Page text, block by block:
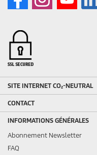
SITE INTERNET CO₂-NEUTRAL
CONTACT
INFORMATIONS GÉNÉRALES
Abonnement Newsletter
FAQ